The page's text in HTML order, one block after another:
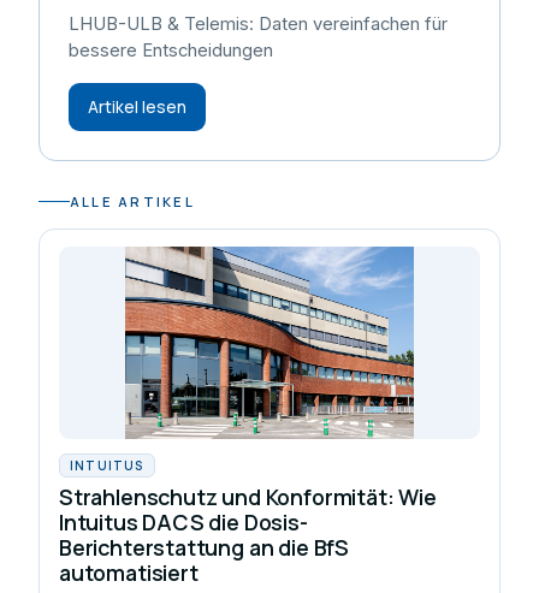
LHUB-ULB & Telemis: Daten vereinfachen für
bessere Entscheidungen
Artikel lesen
ALLE ARTIKEL
INTUITUS
Strahlenschutz und Konformität: Wie
Intuitus DACS die Dosis-
Berichterstattung an die BfS
automatisiert